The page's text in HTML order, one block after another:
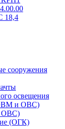
18,4
сооружения
освещения
и ОВС)
ОВС)
(ОГК)